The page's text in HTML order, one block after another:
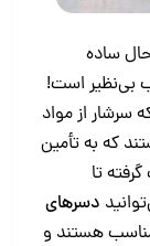
ساده
بی‌نظیر است!
سرشار از مواد
که به تأمین
تا
دسرهای
هستند و